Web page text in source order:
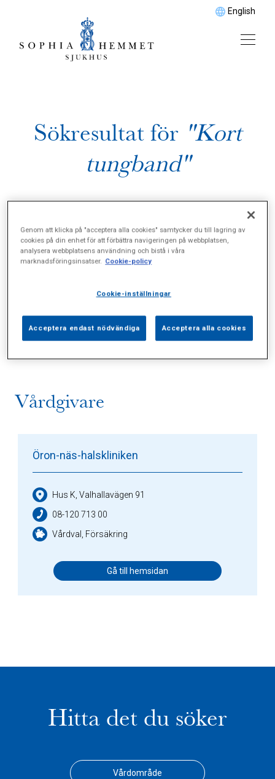
English
Sökresultat för "Kort
tungband"
Sidor (0) Press (0) Sophianytt (0)
Vårdgivare
Öron-näs-halskliniken
Hus K, Valhallavägen 91
08-120 713 00
Vårdval, Försäkring
Gå till hemsidan
Hitta det du söker
Vårdområde
Genom att klicka på "acceptera alla cookies" samtycker du till lagring av
cookies på din enhet för att förbättra navigeringen på webbplatsen,
analysera webbplatsens användning och bistå i våra
marknadsföringsinsatser. Cookie-policy
Cookie-inställningar
Acceptera endast nödvändiga Acceptera alla cookies